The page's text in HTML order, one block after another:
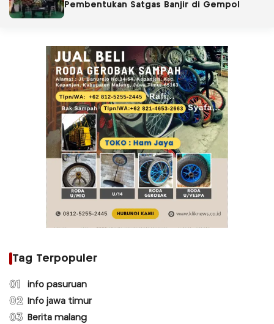
Pembentukan Satgas Banjir di Gempol
Tag Terpopuler
01 info pasuruan
02 Info jawa timur
03 Berita malang